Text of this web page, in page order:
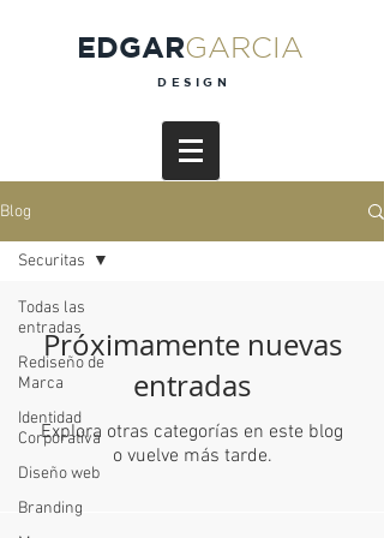
EDGARGARCIA
DESIGN
Blog
Todas las
entradas
Rediseño de
Marca
Identidad
Corporativa
Diseño web
Branding
Securitas
Próximamente nuevas
entradas
Explora otras categorías en este blog
o vuelve más tarde.